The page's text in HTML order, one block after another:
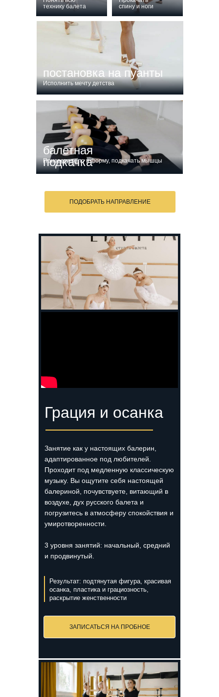
Исполнить мечту детства
постановка на пуанты
технику балета
Привести тело в форму, подкачать мышцы
спину и ноги
балетная
подкачка
ПОДОБРАТЬ НАПРАВЛЕНИЕ
Занятие как у настоящих балерин,
адаптированное под любителей.
Проходит под медленную классическую
музыку. Вы ощутите себя настоящей
балериной, почувствуете, витающий в
воздухе, дух русского балета и
погрузитесь в атмосферу спокойствия и
умиротворенности.
3 уровня занятий: начальный, средний
и продвинутый.
Грация и осанка
Результат: подтянутая фигура, красивая
осанка, пластика и грациозность,
раскрытие женственности
ЗАПИСАТЬСЯ НА ПРОБНОЕ